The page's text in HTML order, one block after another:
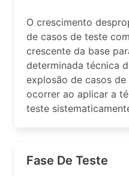
O crescimento
de casos de teste
crescente da base
determinada técnica
explosão de casos
ocorrer ao aplicar a
teste
Fase De Teste